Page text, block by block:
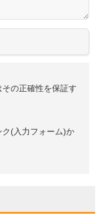
の正確性を保証す
(入力フォーム)か